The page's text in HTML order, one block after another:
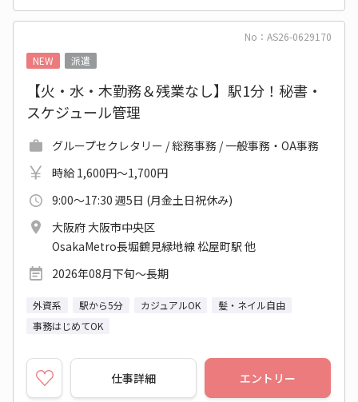
No：AS26-0629170
NEW
派遣
【火・水・木勤務＆残業なし】駅1分！秘書・
スケジュール管理
グループセクレタリー / 総務事務 / 一般事務・OA事務
時給 1,600円～1,700円
9:00～17:30 週5日 (月金土日祝休み)
大阪府 大阪市中央区
OsakaMetro長堀鶴見緑地線 松屋町駅 他
2026年08月下旬～長期
外資系 駅から5分 カジュアルOK
髪・ネイル自由
事務はじめてOK
仕事詳細 エントリー